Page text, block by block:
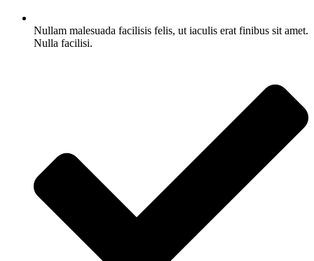
Nullam malesuada facilisis felis, ut iaculis erat finibus sit amet.
Nulla facilisi.